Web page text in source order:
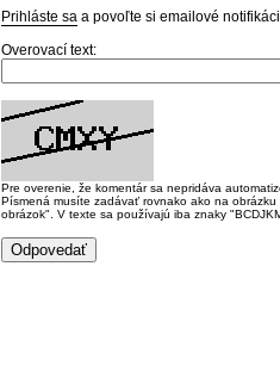
Prihláste sa a povoľte si emailové
Overovací text:
Pre overenie, že komentár sa nepridáva
Písmená musíte zadávať rovnako ako na
obrázok". V texte sa používajú iba znaky